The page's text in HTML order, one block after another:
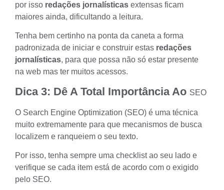
por isso redações jornalísticas extensas ficam
maiores ainda, dificultando a leitura.
Tenha bem certinho na ponta da caneta a forma
padronizada de iniciar e construir estas redações
jornalísticas, para que possa não só estar presente
na web mas ter muitos acessos.
Dica 3: Dê A Total Importância Ao SEO
O Search Engine Optimization (SEO) é uma técnica
muito extremamente para que mecanismos de busca
localizem e ranqueiem o seu texto.
Por isso, tenha sempre uma checklist ao seu lado e
verifique se cada item está de acordo com o exigido
pelo SEO.